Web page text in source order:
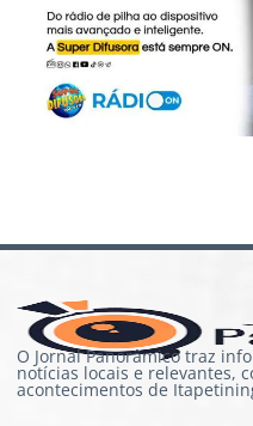
O Jornal Panorâmico traz
notícias locais e relevantes,
acontecimentos de